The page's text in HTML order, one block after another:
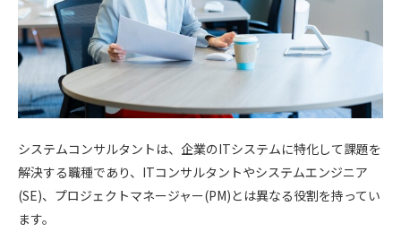
システムコンサルタントは、企業のITシステムに特化して課題を
解決する職種であり、ITコンサルタントやシステムエンジニア
(SE)、プロジェクトマネージャー(PM)とは異なる役割を持ってい
ます。